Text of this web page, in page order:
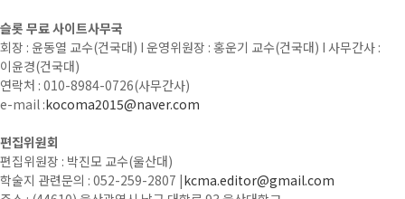
슬롯 무료 사이트사무국
회장 : 윤동열 교수(건국대) I 운영위원장 : 홍운기 교수(건국대) I 사무간사 :
이윤경(건국대)
연락처 : 010-8984-0726(사무간사)
e-mail :kocoma2015@naver.com
편집위원회
편집위원장 : 박진모 교수(울산대)
학술지 관련문의 : 052-259-2807 |kcma.editor@gmail.com